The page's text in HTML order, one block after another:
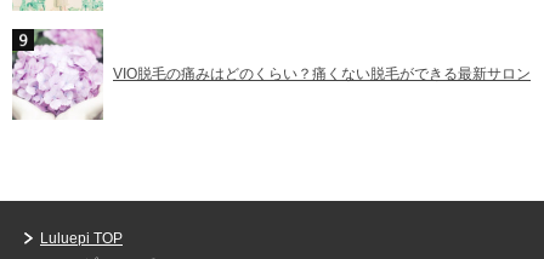
VIO脱毛の痛みはどのくらい？痛くない脱毛ができる最新サロン
Luluepi TOP